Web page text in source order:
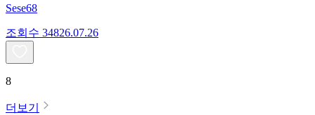
Sese68
조회수 34826.07.26
8
더보기